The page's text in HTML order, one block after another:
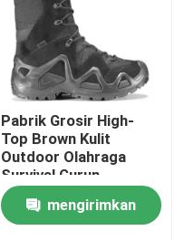
Pabrik Grosir High-
Top Brown Kulit
Outdoor Olahraga
Survival Gurun
Keamanan Taktis
Combat Boots
mengirimkan